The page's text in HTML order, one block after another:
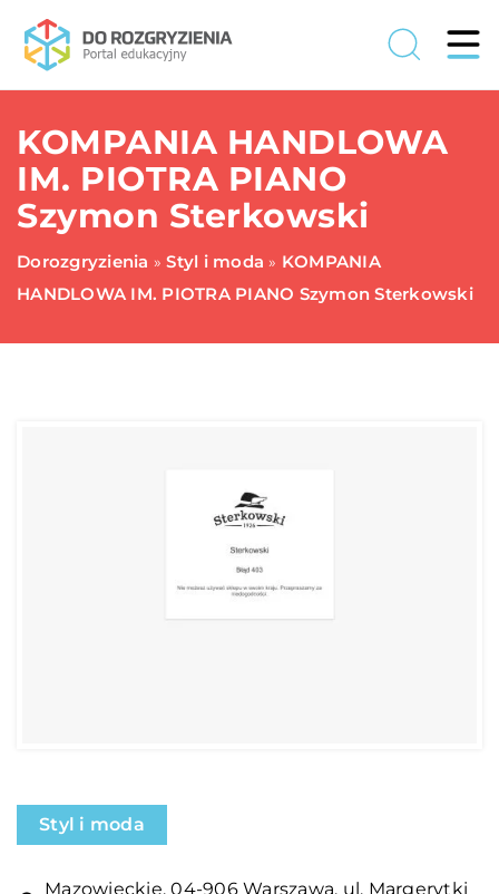
KOMPANIA HANDLOWA
IM. PIOTRA PIANO
Szymon Sterkowski
Dorozgryzienia »Styl i moda » KOMPANIA
HANDLOWA IM. PIOTRA PIANO Szymon Sterkowski
Styl i moda
Mazowieckie, 04-906 Warszawa, ul. Margerytki